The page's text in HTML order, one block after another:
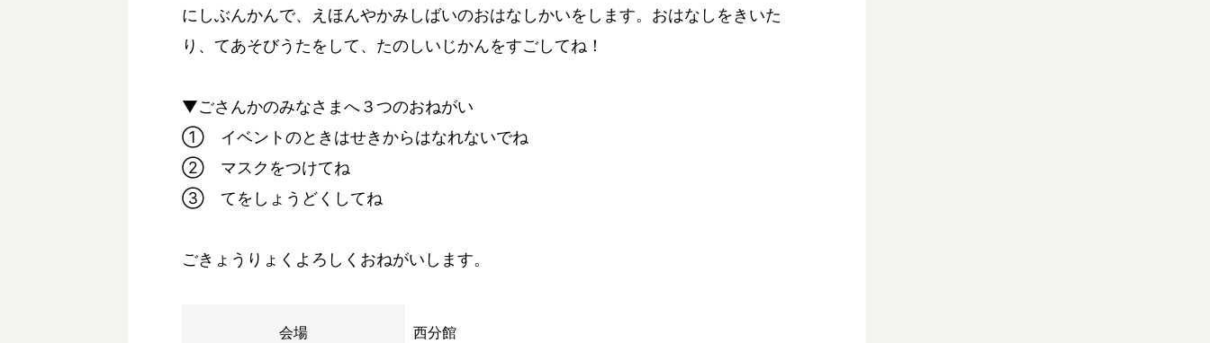
にしぶんかんで、えほんやかみしばいのおはなしかいをします。おはなしをきいた
り、てあそびうたをして、たのしいじかんをすごしてね！
▼ごさんかのみなさまへ３つのおねがい
① イベントのときはせきからはなれないでね
② マスクをつけてね
③ てをしょうどくしてね
ごきょうりょくよろしくおねがいします。
会場 西分館